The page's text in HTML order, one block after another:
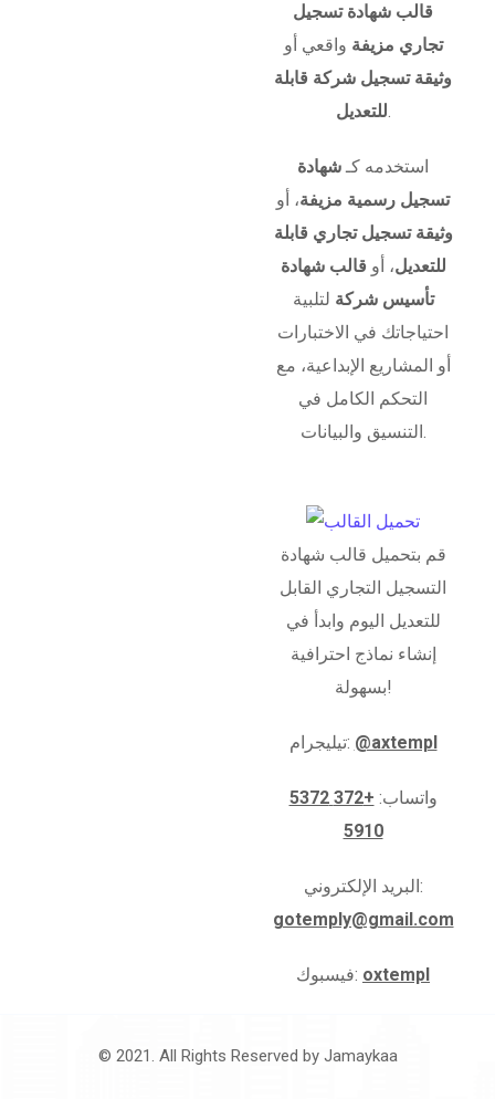
قالب شهادة تسجيل
تجاري مزيفة واقعي أو
وثيقة تسجيل شركة قابلة
للتعديل.
استخدمه كـشهادة
تسجيل رسمية مزيفة، أو
وثيقة تسجيل تجاري قابلة
للتعديل، أو قالب شهادة
تأسيس شركة لتلبية
احتياجاتك في الاختبارات
أو المشاريع الإبداعية، مع
التحكم الكامل في
التنسيق والبيانات.
قم بتحميل قالب شهادة
التسجيل التجاري القابل
للتعديل اليوم وابدأ في
إنشاء نماذج احترافية
بسهولة!
تيليجرام: @axtempl
واتساب:
+372 5372
5910
البريد الإلكتروني:
gotemply@gmail.com
فيسبوك: oxtempl
© 2021. All Rights Reserved by Jamaykaa